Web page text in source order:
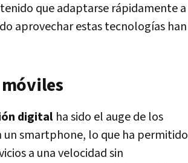
que adaptarse rápidamente a
aprovechar estas tecnologías han
digital ha sido el auge de los
un smartphone, lo que ha permitido
a una velocidad sin